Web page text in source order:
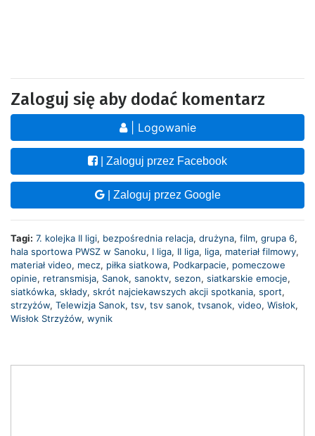
Zaloguj się aby dodać komentarz
| Logowanie
| Zaloguj przez Facebook
| Zaloguj przez Google
Tagi: 7. kolejka II ligi, bezpośrednia relacja, drużyna, film, grupa 6,
hala sportowa PWSZ w Sanoku, I liga, II liga, liga, materiał filmowy,
materiał video, mecz, piłka siatkowa, Podkarpacie, pomeczowe
opinie, retransmisja, Sanok, sanoktv, sezon, siatkarskie emocje,
siatkówka, składy, skrót najciekawszych akcji spotkania, sport,
strzyżów, Telewizja Sanok, tsv, tsv sanok, tvsanok, video, Wisłok,
Wisłok Strzyżów, wynik